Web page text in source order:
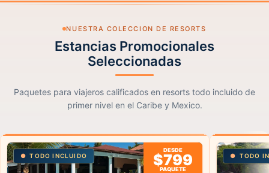
NUESTRA COLECCION DE RESORTS
Estancias Promocionales
Seleccionadas
Paquetes para viajeros calificados en resorts todo incluido de
primer nivel en el Caribe y Mexico.
TODO INCLUIDO
DESDE
$799
PAQUETE
TODO